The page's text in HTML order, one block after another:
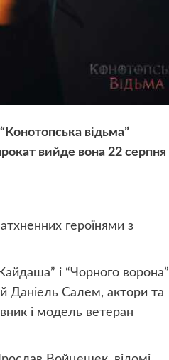
відьма”
вийде вона 22 серпня
героїнями з
і “Чорного ворона”
Даніель Салем, актори та
і модель ветеран